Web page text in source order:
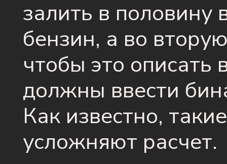
залить в половину
бензин, а во
чтобы это
должны ввести
Как известно,
усложняют расчет.